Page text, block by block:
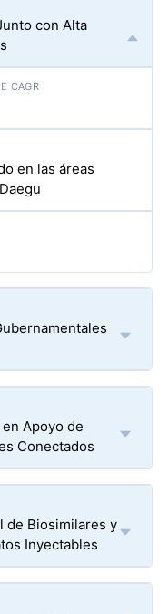
con Alta
en las áreas
Apoyo de
Conectados
de Biosimilares y
Inyectables